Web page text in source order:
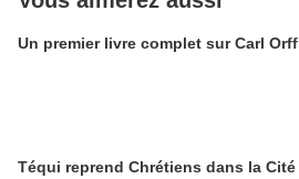
Un premier livre complet sur Carl Orff
Téqui reprend Chrétiens dans la Cité